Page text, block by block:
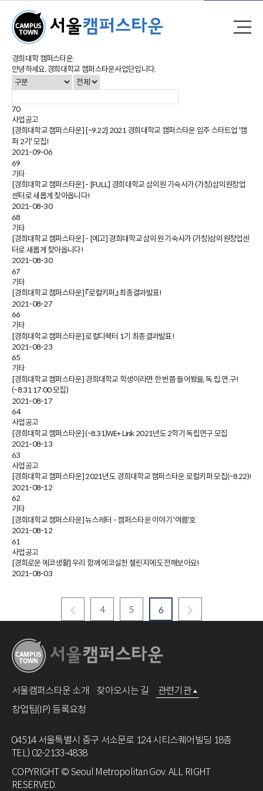
경희대학 캠퍼스타운
안녕하세요, 경희대학교 캠퍼스타운사업단입니다.
70
사업공고
[경희대학교 캠퍼스타운] [~9.22] 2021 경희대학교 캠퍼스타운 입주 스타트업 '캠
퍼 2기' 모집!
2021-09-06
69
기타
[경희대학교 캠퍼스타운] - [FULL] 경희대학교 삼의원 기숙사가 (가칭)삼의원창업
센터로 새롭게 찾아옵니다!
2021-08-30
68
기타
[경희대학교 캠퍼스타운] - [예고] 경희대학교 삼의원 기숙사가 (가칭)삼의원창업센
터로 새롭게 찾아옵니다!
2021-08-30
67
기타
[경희대학교 캠퍼스타운] 『로컬키퍼』 최종결과발표!
2021-08-27
66
기타
[경희대학교 캠퍼스타운] 로컬디렉터 1기 최종결과발표!
2021-08-23
65
기타
[경희대학교 캠퍼스타운] 경희대학교 학생이라면 한 번쯤 들어봤을, 독.립.연.구!
(~8.31 17:00 모집)
2021-08-17
64
사업공고
[경희대학교 캠퍼스타운] (~8.31)WE+ Link 2021년도 2학기 독립연구 모집
2021-08-13
63
사업공고
[경희대학교 캠퍼스타운] 2021년도 경희대학교 캠퍼스타운 로컬키퍼 모집(~8.22)!
2021-08-12
62
기타
[경희대학교 캠퍼스타운] 뉴스레터 - 캠퍼스타운 이야기 '여름'호
2021-08-12
61
사업공고
[경희로운 에코생활] 우리 함께 에코실천 챌린지에 도전해보아요!
2021-08-03
4 5 6
서울캠퍼스타운 소개 찾아오시는 길
관련기관
창업팀(IP) 등록요청
04514 서울특별시 중구 서소문로 124 시티스퀘어빌딩 18층
TEL) 02-2133-4838
COPYRIGHT © Seoul Metropolitan Gov. ALL RIGHT
RESERVED.